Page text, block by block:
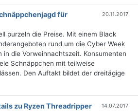
für
20.11.2017
purzeln die Preise. Mit einem Black
rund um die Cyber Week
in die Vorweihnachtszeit. Konsumenten
Schnäppchen mit teilweise
Den Auftakt bildet der dreitägige
zu Ryzen Threadripper
14.07.2017